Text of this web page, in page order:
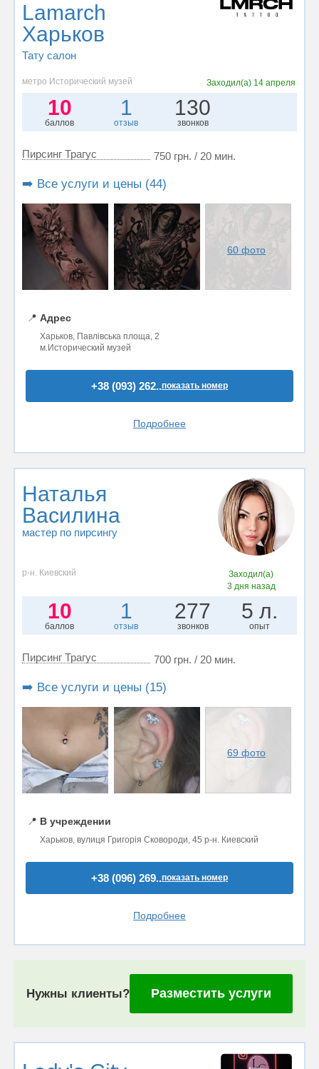
Lamarch
Харьков
Тату салон
метро Исторический музей Заходил(а) 14 апреля
10
баллов
1
отзыв
130
звонков
Пирсинг Трагус 750 грн. / 20 мин.
➡️ Все услуги и цены (44)
60 фото
📍 Адрес
Харьков, Павлівська площа, 2
м.Исторический музей
+38 (093) 262..показать номер
Подробнее
Наталья
Василина
мастер по пирсингу
р-н. Киевский
Заходил(а)
3 дня назад
10
баллов
1
отзыв
277
звонков
5 л.
опыт
Пирсинг Трагус 700 грн. / 20 мин.
➡️ Все услуги и цены (15)
69 фото
📍 В учреждении
Харьков, вулиця Григорія Сковороди, 45 р-н. Киевский
+38 (096) 269..показать номер
Подробнее
Нужны клиенты? Разместить услуги